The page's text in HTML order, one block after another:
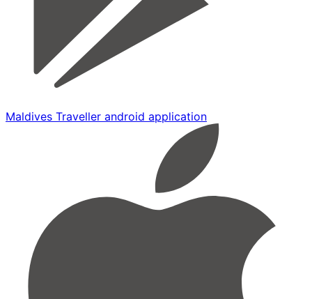
Maldives Traveller android application